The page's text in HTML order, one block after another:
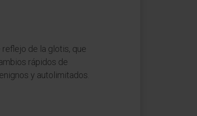
de la glotis, que
rápidos de
y autolimitados.